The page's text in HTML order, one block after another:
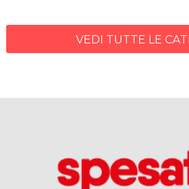
VEDI TUTTE LE